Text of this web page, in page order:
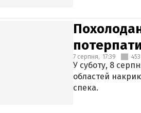
7 серпня, 17:39 453
У суботу, 8
областей
спека.